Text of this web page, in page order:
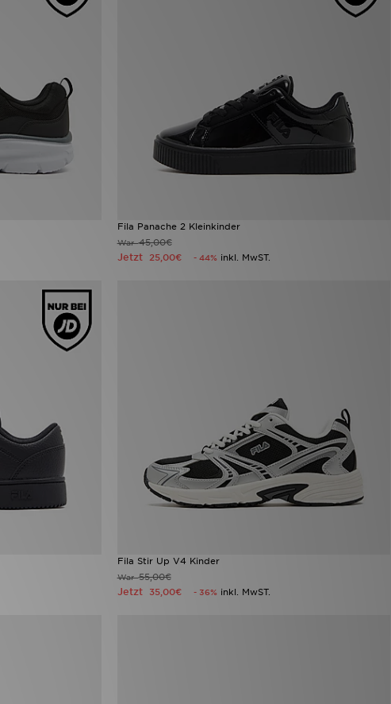
Fila Panache 2 Kleinkinder
War45,00€
Jetzt 25,00€ - 44% inkl. MwST.
Fila Stir Up V4 Kinder
War55,00€
Jetzt 35,00€ - 36% inkl. MwST.